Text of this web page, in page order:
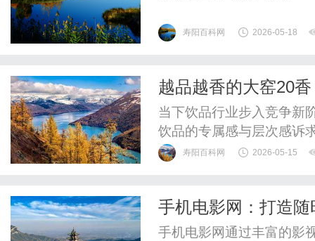
寿阳百科网 2026-05-18
越品越香的大窑20
当下饮品行业步入竞争新
饮品的专属感与层次感诉
以“专注打造中国佐餐饮
道实现全新升级。佐餐饮
寿阳百科网 2026-05-15
手机电影网：打造
台
手机电影网通过丰富的影